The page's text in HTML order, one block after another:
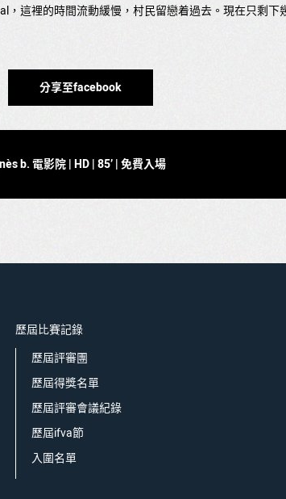
，這裡的時間流動緩慢，村民留戀着過去。現在只剩
分享至facebook
b. 電影院 | HD | 85’| 免費入場
歷屆比賽記錄
歷屆評審團
歷屆得獎名單
歷屆評審會議紀錄
歷屆ifva節
入圍名單